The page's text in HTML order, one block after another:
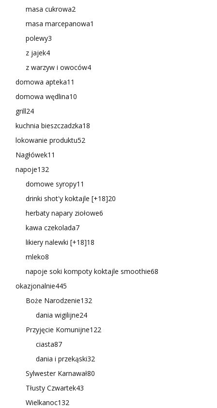
masa cukrowa2
masa marcepanowa1
polewy3
z jajek4
z warzyw i owoców4
domowa apteka11
domowa wędlina10
grill24
kuchnia bieszczadzka18
lokowanie produktu52
Nagłówek11
napoje132
domowe syropy11
drinki shot'y koktajle [+18]20
herbaty napary ziołowe6
kawa czekolada7
likiery nalewki [+18]18
mleko8
napoje soki kompoty koktajle smoothie68
okazjonalnie445
Boże Narodzenie132
dania wigilijne24
Przyjęcie Komunijne122
ciasta87
dania i przekąski32
Sylwester Karnawał80
Tłusty Czwartek43
Wielkanoc132